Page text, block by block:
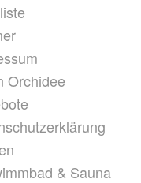
Orchidee
& Sauna